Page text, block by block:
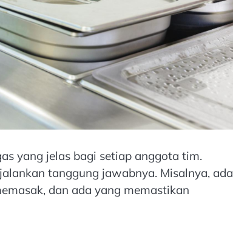
yang jelas bagi setiap anggota tim.
tanggung jawabnya. Misalnya, ada
dan ada yang memastikan